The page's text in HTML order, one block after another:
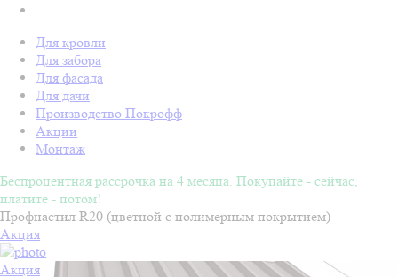
Для кровли
Для забора
Для фасада
Для дачи
Производство Покрофф
Акции
Монтаж
Беспроцентная рассрочка на 4 месяца. Покупайте - сейчас,
платите - потом!
Профнастил R20 (цветной с полимерным покрытием)
Акция
Акция